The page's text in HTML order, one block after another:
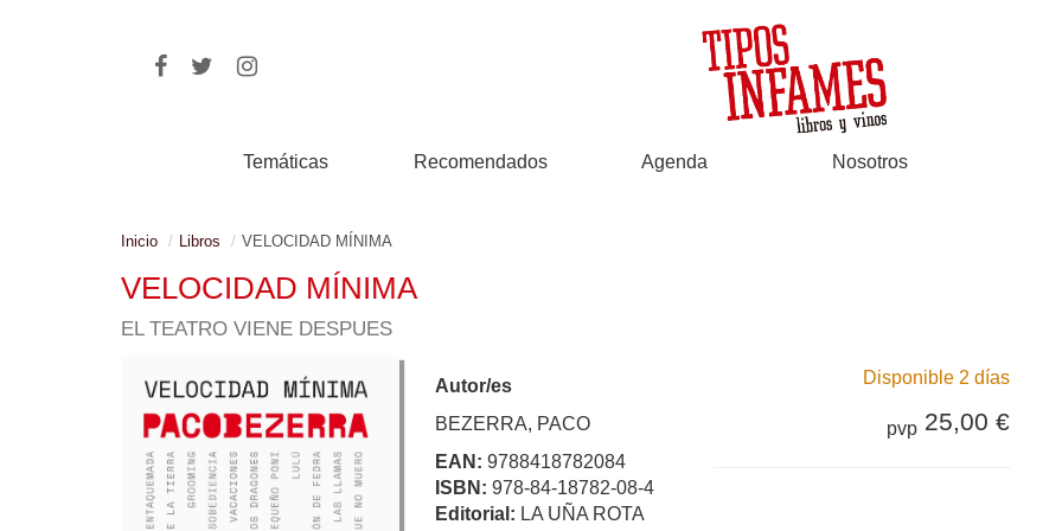
Temáticas Recomendados Agenda Nosotros
Inicio Libros VELOCIDAD MÍNIMA
VELOCIDAD MÍNIMA
EL TEATRO VIENE DESPUES
Autor/es
BEZERRA, PACO
EAN: 9788418782084
ISBN: 978-84-18782-08-4
Editorial: LA UÑA ROTA
Disponible 2 días
pvp 25,00 €